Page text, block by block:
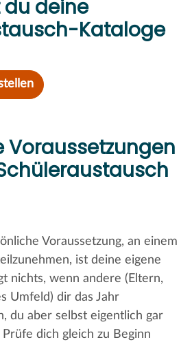
du deine
Kataloge
Voraussetzungen
Voraussetzung, an einem
ist deine eigene
nichts, wenn andere (Eltern,
Umfeld) dir das Jahr
du aber selbst eigentlich gar
dich gleich zu Beginn